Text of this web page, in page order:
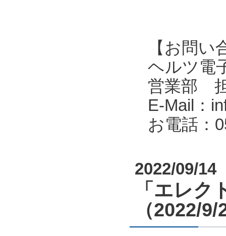
【お問い
ヘルツ電
営業部
E-Mail：
お電話：
2022/09/14
「エレ
（2022/